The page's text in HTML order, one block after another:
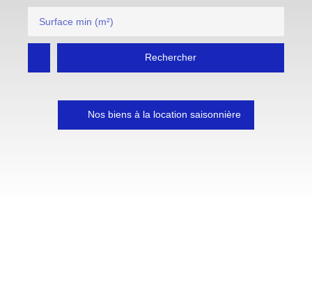
Surface min (m²)
Rechercher
Nos biens à la location saisonnière